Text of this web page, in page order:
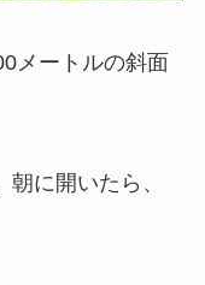
メートルの斜面
に開いたら、